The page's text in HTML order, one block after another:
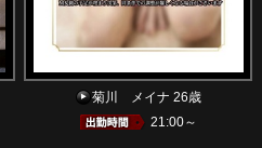
菊川 メイナ 26歳
21:00～